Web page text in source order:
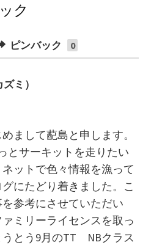
ク
ピンバック 0
ミ）
まして蓜島と申します。
とサーキットを走りたい
ットで色々情報を漁って
にたどり着きました。こ
参考にさせていただい
ミリーライセンスを取っ
うとう9月のTT NBクラス